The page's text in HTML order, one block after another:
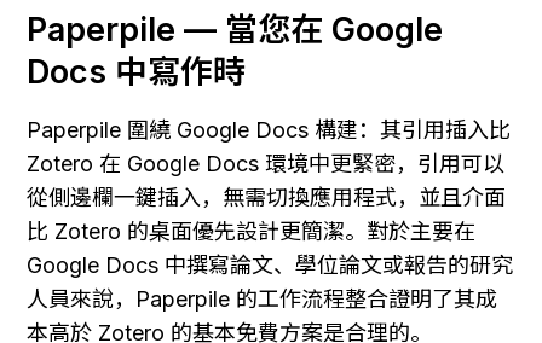
Paperpile — 當您在 Google
Docs 中寫作時
Paperpile 圍繞 Google Docs 構建：其引用插入比
Zotero 在 Google Docs 環境中更緊密，引用可以
從側邊欄一鍵插入，無需切換應用程式，並且介面
比 Zotero 的桌面優先設計更簡潔。對於主要在
Google Docs 中撰寫論文、學位論文或報告的研究
人員來說，Paperpile 的工作流程整合證明了其成
本高於 Zotero 的基本免費方案是合理的。